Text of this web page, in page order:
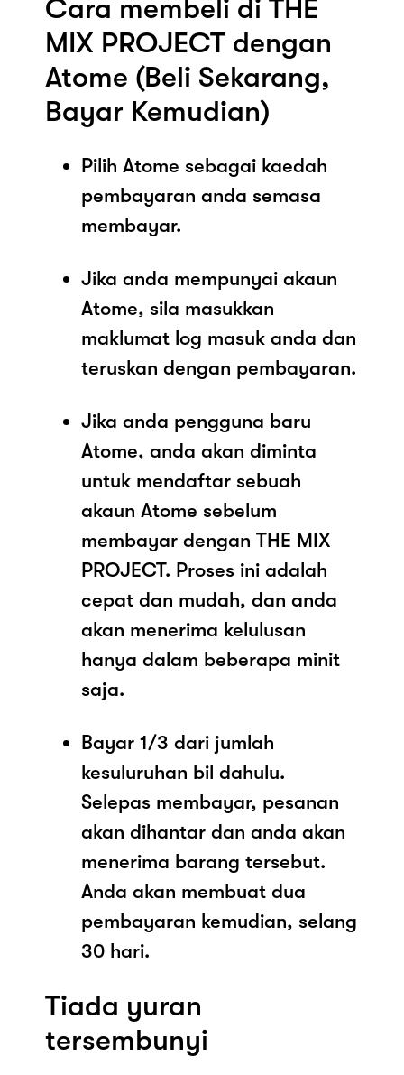
Cara membeli di THE
MIX PROJECT dengan
Atome (Beli Sekarang,
Bayar Kemudian)
Pilih Atome sebagai kaedah
pembayaran anda semasa
membayar.
Jika anda mempunyai akaun
Atome, sila masukkan
maklumat log masuk anda dan
teruskan dengan pembayaran.
Jika anda pengguna baru
Atome, anda akan diminta
untuk mendaftar sebuah
akaun Atome sebelum
membayar dengan THE MIX
PROJECT. Proses ini adalah
cepat dan mudah, dan anda
akan menerima kelulusan
hanya dalam beberapa minit
saja.
Bayar 1/3 dari jumlah
kesuluruhan bil dahulu.
Selepas membayar, pesanan
akan dihantar dan anda akan
menerima barang tersebut.
Anda akan membuat dua
pembayaran kemudian, selang
30 hari.
Tiada yuran
tersembunyi